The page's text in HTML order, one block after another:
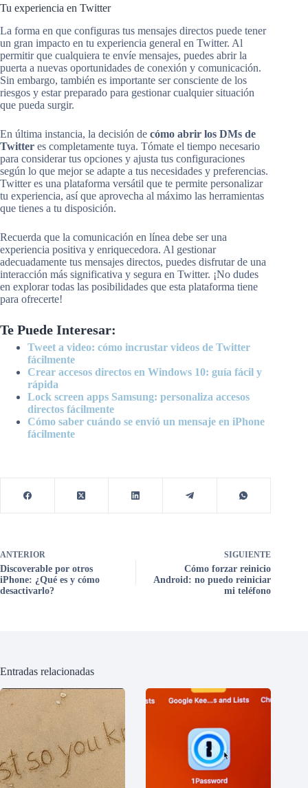
Tu experiencia en Twitter
La forma en que configuras tus mensajes directos puede tener
un gran impacto en tu experiencia general en Twitter. Al
permitir que cualquiera te envíe mensajes, puedes abrir la
puerta a nuevas oportunidades de conexión y comunicación.
Sin embargo, también es importante ser consciente de los
riesgos y estar preparado para gestionar cualquier situación
que pueda surgir.
En última instancia, la decisión de cómo abrir los DMs de
Twitter es completamente tuya. Tómate el tiempo necesario
para considerar tus opciones y ajusta tus configuraciones
según lo que mejor se adapte a tus necesidades y preferencias.
Twitter es una plataforma versátil que te permite personalizar
tu experiencia, así que aprovecha al máximo las herramientas
que tienes a tu disposición.
Recuerda que la comunicación en línea debe ser una
experiencia positiva y enriquecedora. Al gestionar
adecuadamente tus mensajes directos, puedes disfrutar de una
interacción más significativa y segura en Twitter. ¡No dudes
en explorar todas las posibilidades que esta plataforma tiene
para ofrecerte!
Te Puede Interesar:
Tweet a video: cómo incrustar videos de Twitter
fácilmente
Crear accesos directos en Windows 10: guía fácil y
rápida
Lock screen apps Samsung: personaliza accesos
directos fácilmente
Cómo saber cuándo se envió un mensaje en iPhone
fácilmente
ANTERIOR
Discoverable por otros
iPhone: ¿Qué es y cómo
desactivarlo?
SIGUIENTE
Cómo forzar reinicio
Android: no puedo reiniciar
mi teléfono
Entradas relacionadas